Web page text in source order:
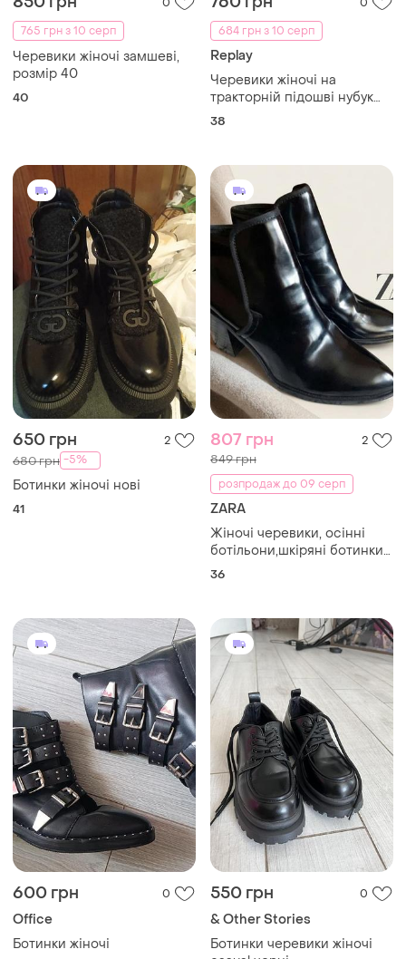
765 грн з 10 серп
Черевики жіночі замшеві,
розмір 40
40
684 грн з 10 серп
Replay
Черевики жіночі на
тракторній підошві нубук
replay розмір 38 ortholite
38
650 грн 2
680 грн -5%
Ботинки жіночі нові
41
807 грн 2
849 грн
розпродаж до 09 серп
ZARA
Жіночі черевики, осінні
ботільони,шкіряні ботинки
zara basic
36
600 грн 0
Office
Ботинки жіночі
550 грн 0
& Other Stories
Ботинки черевики жіночі